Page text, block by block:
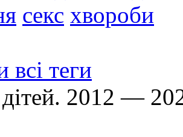
секс хвороби
всі теги
2012 —